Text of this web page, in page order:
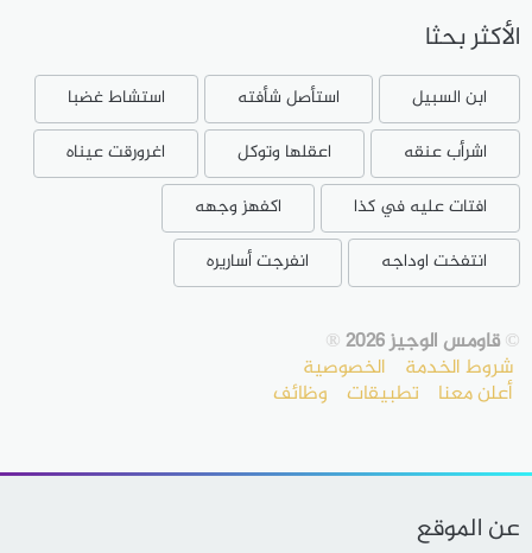
الأكثر بحثا
ابن السبيل استأصل شأفته
استشاط غضبا
اشرأب عنقه
اعقلها وتوكل
اغرورقت عيناه
افتات عليه في كذا
اكفهز وجهه
انتفخت اوداجه
انفرجت أساريره
©قاومس الوجيز 2026 ®
شروط الخدمة الخصوصية
أعلن معنا تطبيقات وظائف
عن الموقع